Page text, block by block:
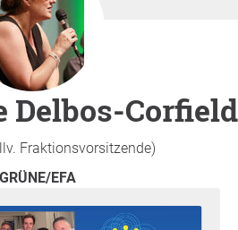
Delbos-Corfield
Fraktionsvorsitzende)
GRÜNE/EFA